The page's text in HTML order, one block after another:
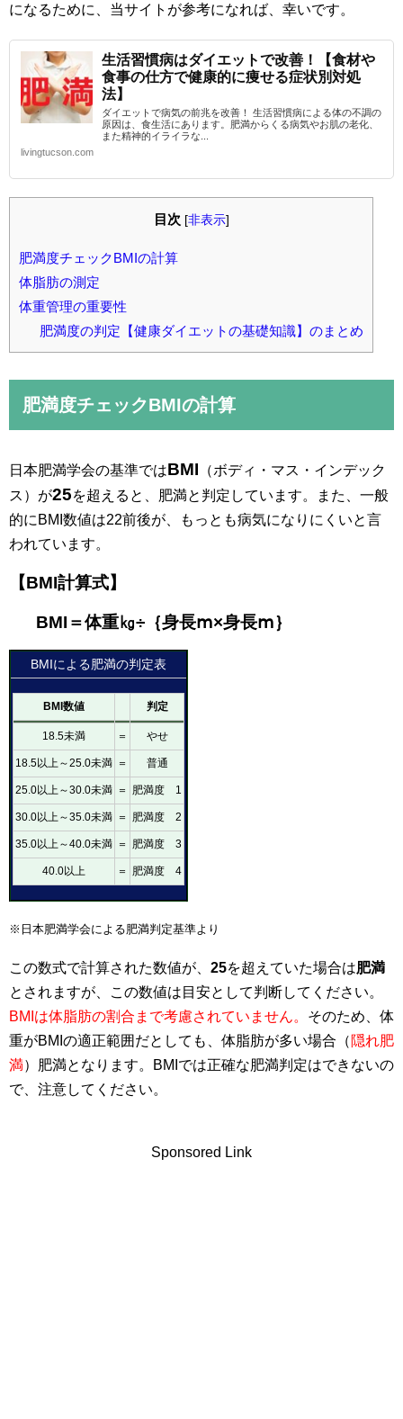
になるために、当サイトが参考になれば、幸いです。
生活習慣病はダイエットで改善！【食材や
食事の仕方で健康的に痩せる症状別対処
法】
ダイエットで病気の前兆を改善！ 生活習慣病による体の不調の
原因は、食生活にあります。肥満からくる病気やお肌の老化、
また精神的イライラな...
livingtucson.com
目次 [非表示]
肥満度チェックBMIの計算
体脂肪の測定
体重管理の重要性
肥満度の判定【健康ダイエットの基礎知識】のまとめ
肥満度チェックBMIの計算
日本肥満学会の基準ではBMI （ボディ・マス・インデック
ス）が25を超えると、肥満と判定しています。また、一般
的にBMI数値は22前後が、もっとも病気になりにくいと言
われています。
【BMI計算式】
BMI＝体重㎏÷｛身長ⅿ×身長ⅿ｝
BMIによる肥満の判定表
BMI数値 判定
18.5未満 ＝ やせ
18.5以上～25.0未満 ＝ 普通
25.0以上～30.0未満 ＝ 肥満度 1
30.0以上～35.0未満 ＝ 肥満度 2
35.0以上～40.0未満 ＝ 肥満度 3
40.0以上 ＝ 肥満度 4
※日本肥満学会による肥満判定基準より
この数式で計算された数値が、 25を超えていた場合は肥満
とされますが、この数値は目安として判断してください。
BMIは体脂肪の割合まで考慮されていません。 そのため、体
重がBMIの適正範囲だとしても、体脂肪が多い場合（ 隠れ肥
満）肥満となります。BMIでは正確な肥満判定はできないの
で、注意してください。
Sponsored Link